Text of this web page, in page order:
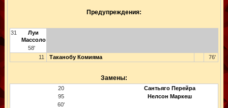
Предупреждения:
31
Луи
Массоло
58'
11
Таканобу Комияма 76'
Замены:
20
Сантьяго Перейра
95
Нелсон Маркеш
60'